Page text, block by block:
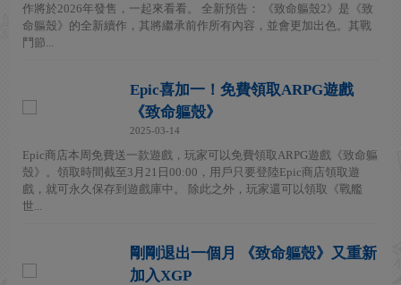
作將於2026年發售，一起來看看。 全新預告： 《致命軀殼2》是《致
命軀殼》的全新續作，其將繼承前作所有內容，並會更加出色。其戰
鬥節...
Epic喜加一！免費領取ARPG遊戲
《致命軀殼》
2025-03-14
Epic商店本周免費送一款遊戲，玩家可以免費領取ARPG遊戲《致命軀
殼》。領取時間截至3月21日00:00，用戶只要登陸Epic商店領取遊
戲，就可永久保存到遊戲庫中。 除此之外，玩家還可以領取《戰艦
世...
剛剛退出一個月 《致命軀殼》又重新
加入XGP